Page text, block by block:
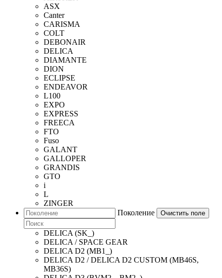
ASX
Canter
CARISMA
COLT
DEBONAIR
DELICA
DIAMANTE
DION
ECLIPSE
ENDEAVOR
L100
EXPO
EXPRESS
FREECA
FTO
Fuso
GALANT
GALLOPER
GRANDIS
GTO
i
L
ZINGER
Поколение
Очистить поле
DELICA (SK_)
DELICA / SPACE GEAR
DELICA D2 (MB1_)
DELICA D2 / DELICA D2 CUSTOM (MB46S,
MB36S)